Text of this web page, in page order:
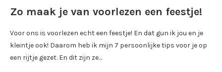
Zo maak je van voorlezen een feestje!
Voor ons is voorlezen echt een feestje! En dat gun ik jou en je
kleintje ook! Daarom heb ik mijn 7 persoonlijke tips voor je op
een rijtje gezet. En dit zijn ze…